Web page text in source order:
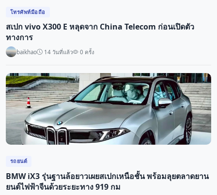
โทรศัพท์มือถือ
สเปก vivo X300 E หลุดจาก China Telecom ก่อนเปิดตัว
ทางการ
baikhao 14 วันที่แล้ว 0 ครั้ง
รถยนต์
BMW iX3 รุ่นฐานล้อยาวเผยสเปกเหนือชั้น พร้อมลุยตลาดยาน
ยนต์ไฟฟ้าจีนด้วยระยะทาง 919 กม